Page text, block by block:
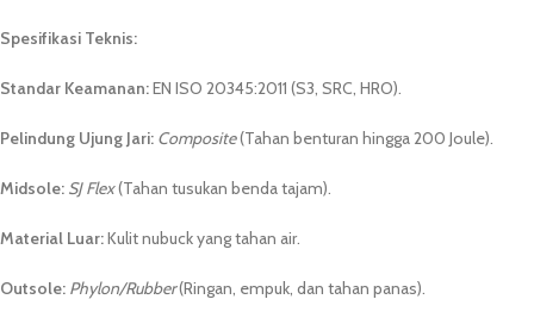
Spesifikasi Teknis:
Standar Keamanan:EN ISO 20345:2011 (S3, SRC, HRO).
Pelindung Ujung Jari: Composite(Tahan benturan hingga 200 Joule).
Midsole: SJ Flex(Tahan tusukan benda tajam).
Material Luar:Kulit nubuck yang tahan air.
Outsole: Phylon/Rubber(Ringan, empuk, dan tahan panas).